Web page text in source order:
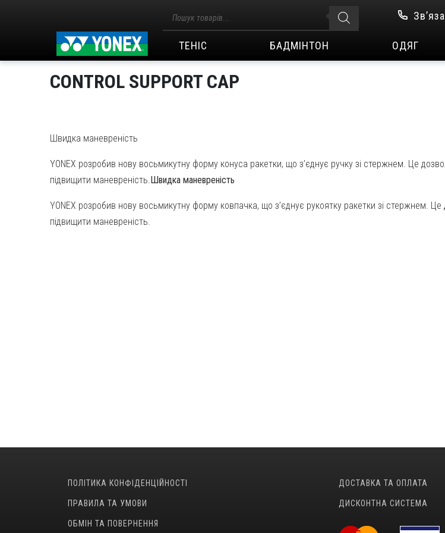
товарів
ТЕНІС БАДМІНТОН ОДЯГ
CONTROL SUPPORT CAP
Швидка маневреність
YONEX розробив нову восьмикутну форму конуса ракетки, що з’єднує ручку зі стержнем. Це
підвищити маневреність. Швидка маневреність
YONEX розробив нову восьмикутну форму ковпачка, що з’єднує рукоятку ракетки зі стержнем.
підвищити маневреність.
ПОЛІТИКА КОНФІДЕНЦІЙНОСТІ
ПРАВИЛА ТА УМОВИ
ОБМІН ТА ПОВЕРНЕННЯ
ДОСТАВКА ТА ОПЛАТА
ДИСКОНТНА СИСТЕМА